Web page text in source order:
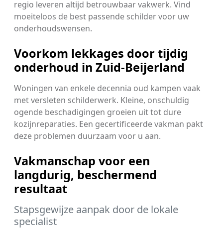
regio leveren altijd betrouwbaar vakwerk. Vind
moeiteloos de best passende schilder voor uw
onderhoudswensen.
Voorkom lekkages door tijdig
onderhoud in Zuid-Beijerland
Woningen van enkele decennia oud kampen vaak
met versleten schilderwerk. Kleine, onschuldig
ogende beschadigingen groeien uit tot dure
kozijnreparaties. Een gecertificeerde vakman pakt
deze problemen duurzaam voor u aan.
Vakmanschap voor een
langdurig, beschermend
resultaat
Stapsgewijze aanpak door de lokale
specialist